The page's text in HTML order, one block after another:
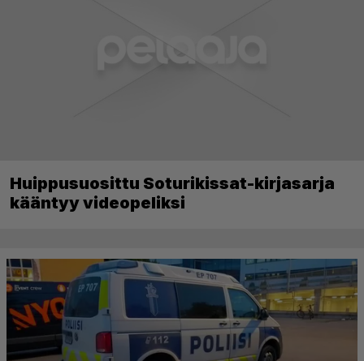
Huippusuosittu Soturikissat-kirjasarja
kääntyy videopeliksi